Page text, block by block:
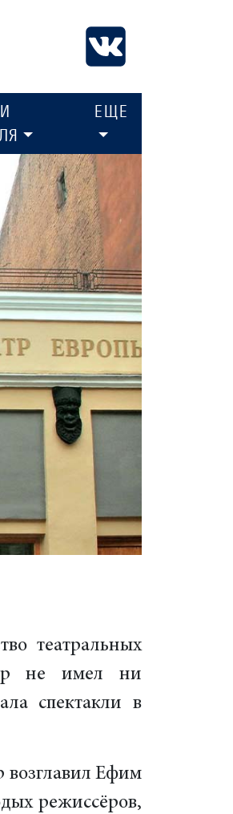
ЕЩЕ
театральных
не имел ни
спектакли в
возглавил Ефим
режиссёров,